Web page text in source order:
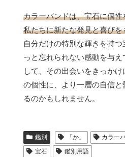
カラーバンドは、宝石に個
私たちに新たな発見と喜び
自分だけの特別な輝きを持
っと忘れられない感動を与
して、その出会いをきっか
の個性に、より一層の自信と
るのかもしれません。
鑑別 「か」 カラー
宝石
鑑別用語